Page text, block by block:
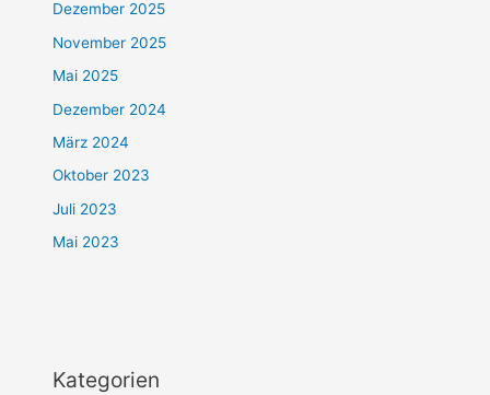
Dezember 2025
November 2025
Mai 2025
Dezember 2024
März 2024
Oktober 2023
Juli 2023
Mai 2023
Kategorien